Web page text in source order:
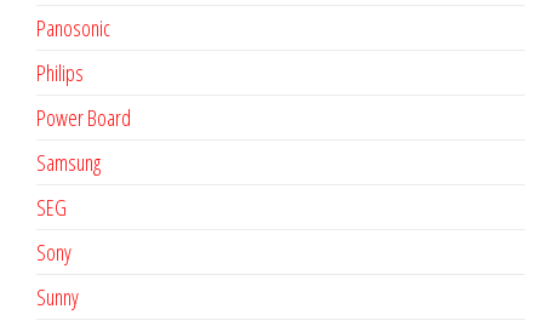
Panosonic
Philips
Power Board
Samsung
SEG
Sony
Sunny